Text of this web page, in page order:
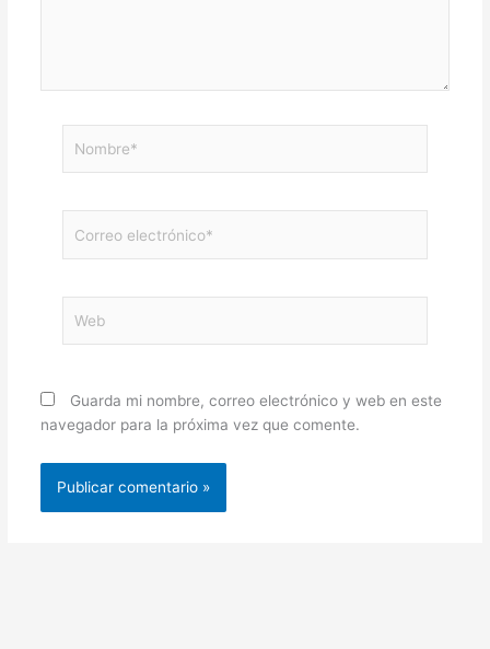
electrónico*
Guarda mi nombre, correo electrónico y web en este
navegador para la próxima vez que comente.